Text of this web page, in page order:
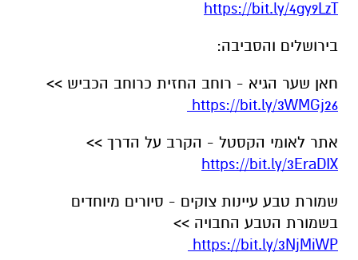
https://bit.ly/4gy9LzT
בירושלים והסביבה:
חאן שער הגיא - רוחב החזית כרוחב הכביש >>
https://bit.ly/3WMGj26
אתר לאומי הקסטל - הקרב על הדרך >>
https://bit.ly/3EraDIX
שמורת טבע עיינות צוקים - סיורים מיוחדים
בשמורת הטבע החבויה >>
https://bit.ly/3NjMiWP